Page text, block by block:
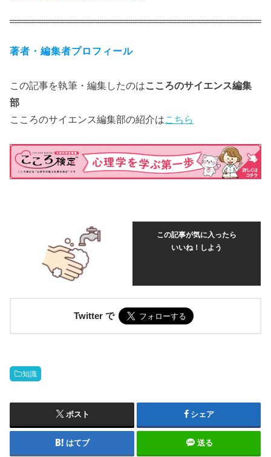
著者・編集者プロフィール
この記事を執筆・編集したのはこころのサイエンス編集
部
こころのサイエンス編集部の紹介はこちら
この記事が気に入ったら
いいね！しよう
Twitter で
知識
ポスト シェア
はてブ 送る